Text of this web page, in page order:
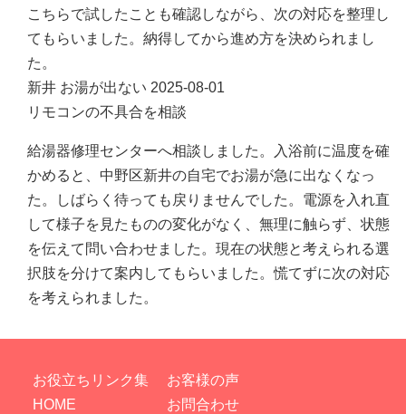
こちらで試したことも確認しながら、次の対応を整理し
てもらいました。納得してから進め方を決められまし
た。
新井 お湯が出ない 2025-08-01
リモコンの不具合を相談
給湯器修理センターへ相談しました。入浴前に温度を確
かめると、中野区新井の自宅でお湯が急に出なくなっ
た。しばらく待っても戻りませんでした。電源を入れ直
して様子を見たものの変化がなく、無理に触らず、状態
を伝えて問い合わせました。現在の状態と考えられる選
択肢を分けて案内してもらいました。慌てずに次の対応
を考えられました。
お役立ちリンク集
HOME
お客様の声
お問合わせ